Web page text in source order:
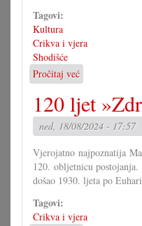
Tagovi:
Kultura
Crikva i vjera
Shodišće
Pročitaj već
101.
shodišće
u
štajersko
120 ljet
ned, 18/08/2024 - 17:57
Vjerojatno najpoznatija
120. obljetnicu
došao 1930. ljeta po
Tagovi:
Crikva i vjera